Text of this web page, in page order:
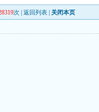
次 |返回列表 关闭本页